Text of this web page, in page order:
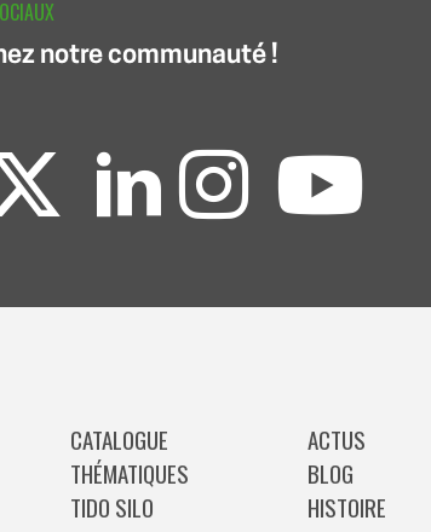
notre communauté !
CATALOGUE
THÉMATIQUES
TIDO SILO
ACTUS
BLOG
HISTOIRE